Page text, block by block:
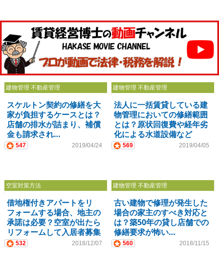
建物管理 不動産管理
スケルトン契約の修繕を大
家が負担するケースとは？
店舗の排水が詰まり、補償
金も請求され…
547 2019/04/24
建物管理 不動産管理
法人に一括賃貸している建
物管理においての修繕範囲
とは？原状回復費や経年劣
化による水道設備など
569 2019/04/05
空室対策方法
借地権付きアパートをリ
フォームする場合、地主の
承諾は必要？空室が出たら
リフォームして入居者募集
したい！
532 2018/12/07
建物管理 不動産管理
古い建物で修理が発生した
場合の家主のすべき対応と
は？築50年の貸し店舗での
修繕要求が怖い…
560 2018/11/15